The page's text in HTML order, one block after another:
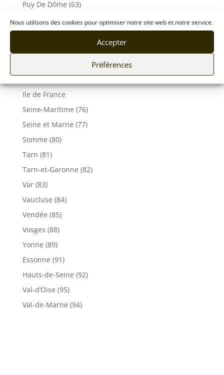
Nous utilisons des cookies pour optimiser notre site web et notre service.
Accepter
Préférences
Puy De Dôme (63)
Pyrénées-Atlantiques (64)
Ile de France
Seine-Maritime (76)
Seine et Marne (77)
Somme (80)
Tarn (81)
Tarn-et-Garonne (82)
Var (83)
Vaucluse (84)
Vendée (85)
Vosges (88)
Yonne (89)
Essonne (91)
Hauts-de-Seine (92)
Val-d’Oise (95)
Val-de-Marne (94)